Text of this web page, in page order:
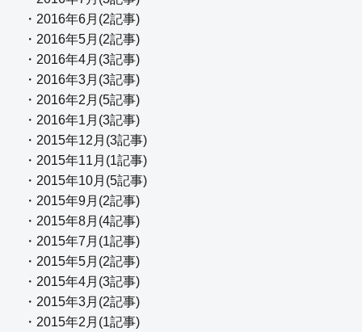
・2016年6月(2記事)
・2016年5月(2記事)
・2016年4月(3記事)
・2016年3月(3記事)
・2016年2月(5記事)
・2016年1月(3記事)
・2015年12月(3記事)
・2015年11月(1記事)
・2015年10月(5記事)
・2015年9月(2記事)
・2015年8月(4記事)
・2015年7月(1記事)
・2015年5月(2記事)
・2015年4月(3記事)
・2015年3月(2記事)
・2015年2月(1記事)